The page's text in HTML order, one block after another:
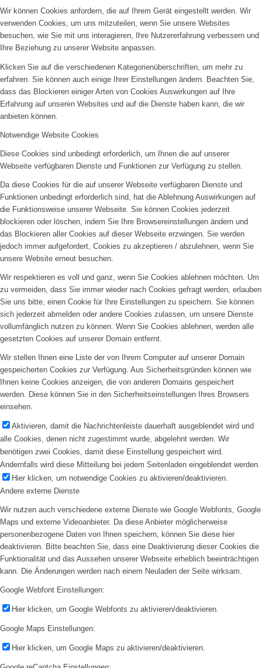
Wir können Cookies anfordern, die auf Ihrem Gerät eingestellt werden. Wir
verwenden Cookies, um uns mitzuteilen, wenn Sie unsere Websites
besuchen, wie Sie mit uns interagieren, Ihre Nutzererfahrung verbessern und
Ihre Beziehung zu unserer Website anpassen.
Klicken Sie auf die verschiedenen Kategorienüberschriften, um mehr zu
erfahren. Sie können auch einige Ihrer Einstellungen ändern. Beachten Sie,
dass das Blockieren einiger Arten von Cookies Auswirkungen auf Ihre
Erfahrung auf unseren Websites und auf die Dienste haben kann, die wir
anbieten können.
Notwendige Website Cookies
Diese Cookies sind unbedingt erforderlich, um Ihnen die auf unserer
Webseite verfügbaren Dienste und Funktionen zur Verfügung zu stellen.
Da diese Cookies für die auf unserer Webseite verfügbaren Dienste und
Funktionen unbedingt erforderlich sind, hat die Ablehnung Auswirkungen auf
die Funktionsweise unserer Webseite. Sie können Cookies jederzeit
blockieren oder löschen, indem Sie Ihre Browsereinstellungen ändern und
das Blockieren aller Cookies auf dieser Webseite erzwingen. Sie werden
jedoch immer aufgefordert, Cookies zu akzeptieren / abzulehnen, wenn Sie
unsere Website erneut besuchen.
Wir respektieren es voll und ganz, wenn Sie Cookies ablehnen möchten. Um
zu vermeiden, dass Sie immer wieder nach Cookies gefragt werden, erlauben
Sie uns bitte, einen Cookie für Ihre Einstellungen zu speichern. Sie können
sich jederzeit abmelden oder andere Cookies zulassen, um unsere Dienste
vollumfänglich nutzen zu können. Wenn Sie Cookies ablehnen, werden alle
gesetzten Cookies auf unserer Domain entfernt.
Wir stellen Ihnen eine Liste der von Ihrem Computer auf unserer Domain
gespeicherten Cookies zur Verfügung. Aus Sicherheitsgründen können wie
Ihnen keine Cookies anzeigen, die von anderen Domains gespeichert
werden. Diese können Sie in den Sicherheitseinstellungen Ihres Browsers
einsehen.
Aktivieren, damit die Nachrichtenleiste dauerhaft ausgeblendet wird und
alle Cookies, denen nicht zugestimmt wurde, abgelehnt werden. Wir
benötigen zwei Cookies, damit diese Einstellung gespeichert wird.
Andernfalls wird diese Mitteilung bei jedem Seitenladen eingeblendet werden.
Hier klicken, um notwendige Cookies zu aktivieren/deaktivieren.
Andere externe Dienste
Wir nutzen auch verschiedene externe Dienste wie Google Webfonts, Google
Maps und externe Videoanbieter. Da diese Anbieter möglicherweise
personenbezogene Daten von Ihnen speichern, können Sie diese hier
deaktivieren. Bitte beachten Sie, dass eine Deaktivierung dieser Cookies die
Funktionalität und das Aussehen unserer Webseite erheblich beeinträchtigen
kann. Die Änderungen werden nach einem Neuladen der Seite wirksam.
Google Webfont Einstellungen:
Hier klicken, um Google Webfonts zu aktivieren/deaktivieren.
Google Maps Einstellungen:
Hier klicken, um Google Maps zu aktivieren/deaktivieren.